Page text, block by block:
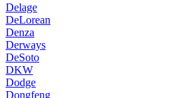
Delage
DeLorean
Denza
Derways
DeSoto
DKW
Dodge
Dongfeng